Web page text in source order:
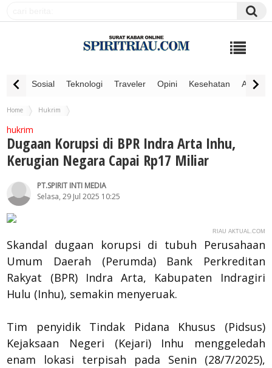
Sosial Teknologi Traveler Opini Kesehatan
Home
Hukrim
hukrim
Dugaan Korupsi di BPR Indra Arta Inhu,
Kerugian Negara Capai Rp17 Miliar
PT.SPIRIT INTI MEDIA
Selasa, 29 Jul 2025 10:25
RIAU AKTUAL.COM
Skandal dugaan korupsi di tubuh Perusahaan
Umum Daerah (Perumda) Bank Perkreditan
Rakyat (BPR) Indra Arta, Kabupaten Indragiri
Hulu (Inhu), semakin menyeruak.
Tim penyidik Tindak Pidana Khusus (Pidsus)
Kejaksaan Negeri (Kejari) Inhu menggeledah
enam lokasi terpisah pada Senin (28/7/2025),